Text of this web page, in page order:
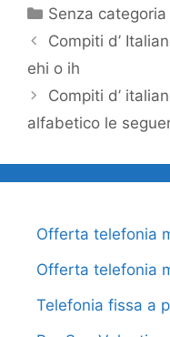
Categorie
Senza categoria
Compiti d’
ehi o ih
Compiti d’
alfabetico le
Offerta telefonia
Offerta telefonia
Telefonia fissa a